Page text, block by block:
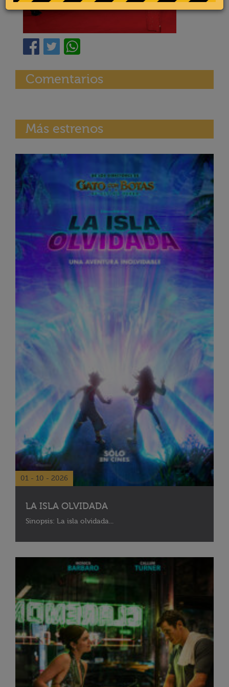
Comentarios
Más estrenos
01 - 10 - 2026
LA ISLA OLVIDADA
Sinopsis: La isla olvidada...